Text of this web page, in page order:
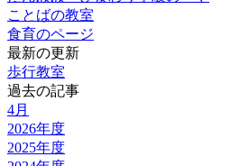
ことばの教室
食育のページ
最新の更新
歩行教室
過去の記事
4月
2026年度
2025年度